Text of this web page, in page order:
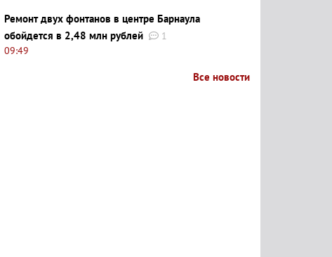
Ремонт двух фонтанов в центре Барнаула
обойдется в 2,48 млн рублей
1
09:49
Все новости